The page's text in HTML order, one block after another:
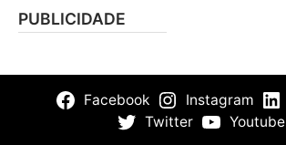
PUBLICIDADE
Facebook Instagram
Twitter
Youtube